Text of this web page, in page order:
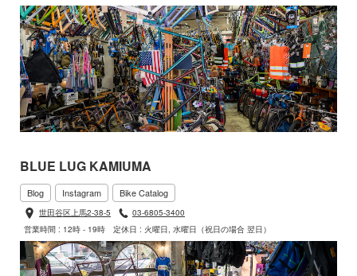
BLUE LUG KAMIUMA
Blog Instagram Bike Catalog
世田谷区上馬2-38-5
03-6805-3400
営業時間 : 12時 - 19時
定休日 : 火曜日, 水曜日（祝日の場合 翌日）